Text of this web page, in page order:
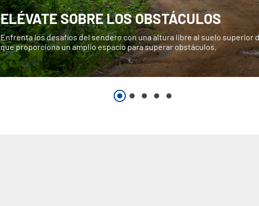
ELÉVATE SOBRE LOS OBSTÁCULOS
Enfrenta los desafíos del sendero con una altura libre al suelo superior
que proporciona un amplio espacio para superar obstáculos.